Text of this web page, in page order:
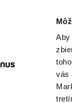
Aby
vás